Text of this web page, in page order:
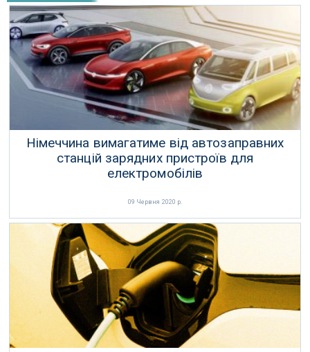
Німеччина вимагатиме від автозаправних
станцій зарядних пристроїв для
електромобілів
09 Червня 2020 р.